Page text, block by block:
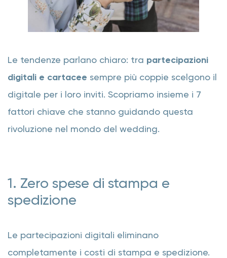
Le tendenze parlano chiaro: tra partecipazioni
digitali e cartacee sempre più coppie scelgono il
digitale per i loro inviti. Scopriamo insieme i 7
fattori chiave che stanno guidando questa
rivoluzione nel mondo del wedding.
1. Zero spese di stampa e
spedizione
Le partecipazioni digitali eliminano
completamente i costi di stampa e spedizione.